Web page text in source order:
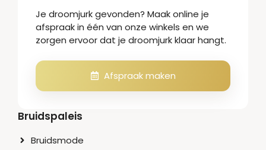
Je droomjurk gevonden? Maak online je
afspraak in één van onze winkels en we
zorgen ervoor dat je droomjurk klaar hangt.
Afspraak maken
Bruidspaleis
Bruidsmode